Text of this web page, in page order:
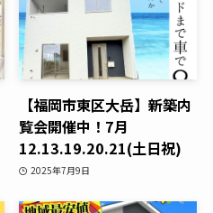
【福岡市東区大岳】新築内
覧会開催中！7月
12.13.19.20.21(土日祝)
2025年7月9日